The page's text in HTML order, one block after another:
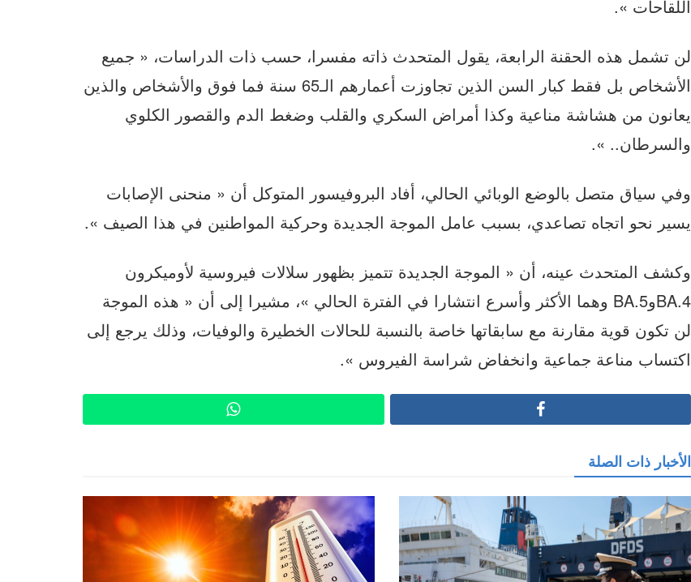
اللقاحات ».
لن تشمل هذه الحقنة الرابعة، يقول المتحدث ذاته مفسرا، حسب ذات الدراسات، « جميع
الأشخاص بل فقط كبار السن الذين تجاوزت أعمارهم الـ65 سنة فما فوق والأشخاص والذين
يعانون من هشاشة مناعية وكذا أمراض السكري والقلب وضغط الدم والقصور الكلوي
والسرطان.. ».
وفي سياق متصل بالوضع الوبائي الحالي، أفاد البروفيسور المتوكل أن « منحنى الإصابات
يسير نحو اتجاه تصاعدي، بسبب عامل الموجة الجديدة وحركية المواطنين في هذا الصيف ».
وكشف المتحدث عينه، أن « الموجة الجديدة تتميز بظهور سلالات فيروسية لأوميكرون
BA.4وBA.5 وهما الأكثر وأسرع انتشارا في الفترة الحالي »، مشيرا إلى أن « هذه الموجة
لن تكون قوية مقارنة مع سابقاتها خاصة بالنسبة للحالات الخطيرة والوفيات، وذلك يرجع إلى
اكتساب مناعة جماعية وانخفاض شراسة الفيروس ».
الأخبار ذات الصلة